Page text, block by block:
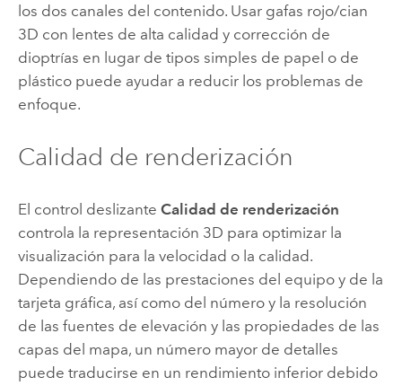
los dos canales del contenido. Usar gafas rojo/cian
3D con lentes de alta calidad y corrección de
dioptrías en lugar de tipos simples de papel o de
plástico puede ayudar a reducir los problemas de
enfoque.
Calidad de renderización
El control deslizante Calidad de renderización
controla la representación 3D para optimizar la
visualización para la velocidad o la calidad.
Dependiendo de las prestaciones del equipo y de la
tarjeta gráfica, así como del número y la resolución
de las fuentes de elevación y las propiedades de las
capas del mapa, un número mayor de detalles
puede traducirse en un rendimiento inferior debido